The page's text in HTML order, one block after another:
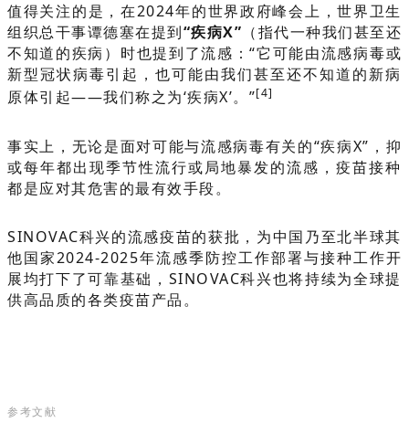
值得关注的是，在2024年的世界政府峰会上，世界卫生
组织总干事谭德塞在提到“疾病X” （指代一种我们甚至还
不知道的疾病）时也提到了流感：“它可能由流感病毒或
新型冠状病毒引起，也可能由我们甚至还不知道的新病
原体引起——我们称之为‘疾病X’。”[4]
事实上，无论是面对可能与流感病毒有关的“疾病X”，抑
或每年都出现季节性流行或局地暴发的流感，疫苗接种
都是应对其危害的最有效手段。
SINOVAC科兴的流感疫苗的获批，为中国乃至北半球其
他国家2024-2025年流感季防控工作部署与接种工作开
展均打下了可靠基础，SINOVAC科兴也将持续为全球提
供高品质的各类疫苗产品。
参考文献